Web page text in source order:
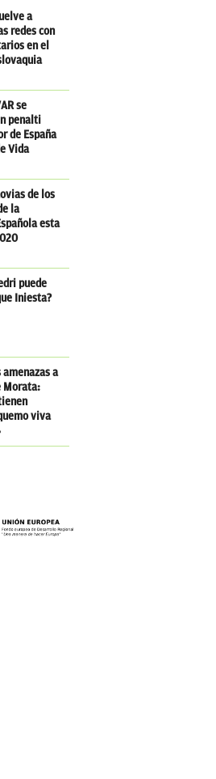
a
redes con
en el
se
penalti
de España
Vida
de los
la
esta
puede
Iniesta?
a
Morata:
viva